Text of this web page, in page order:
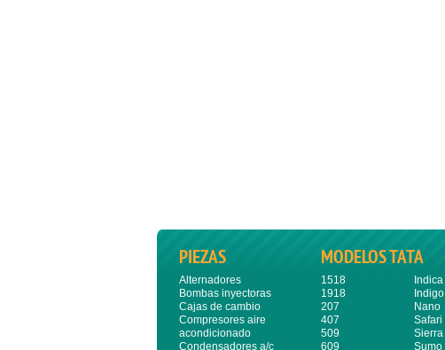
PIEZAS
Alternadores
Bombas inyectoras
Cajas de cambio
Compresores aire
acondicionado
Condensadores a/c
MODELOS TATA
1518
1918
207
407
509
609
Indica
Indigo
Nano
Safari
Sierra
Sumo